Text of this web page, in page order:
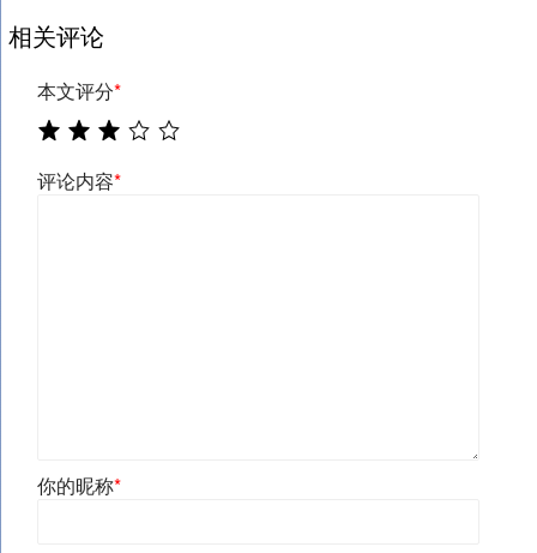
相关评论
本文评分*
评论内容*
你的昵称*